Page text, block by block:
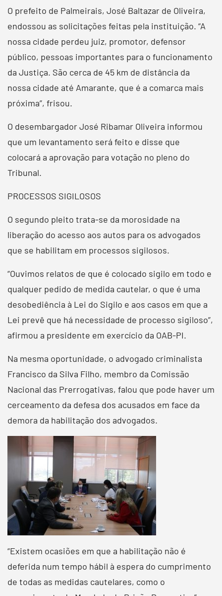
O prefeito de Palmeirais, José Baltazar de Oliveira,
endossou as solicitações feitas pela instituição. “A
nossa cidade perdeu juiz, promotor, defensor
público, pessoas importantes para o funcionamento
da Justiça. São cerca de 45 km de distância da
nossa cidade até Amarante, que é a comarca mais
próxima”, frisou.
O desembargador José Ribamar Oliveira informou
que um levantamento será feito e disse que
colocará a aprovação para votação no pleno do
Tribunal.
PROCESSOS SIGILOSOS
O segundo pleito trata-se da morosidade na
liberação do acesso aos autos para os advogados
que se habilitam em processos sigilosos.
“Ouvimos relatos de que é colocado sigilo em todo e
qualquer pedido de medida cautelar, o que é uma
desobediência à Lei do Sigilo e aos casos em que a
Lei prevê que há necessidade de processo sigiloso”,
afirmou a presidente em exercício da OAB-PI.
Na mesma oportunidade, o advogado criminalista
Francisco da Silva Filho, membro da Comissão
Nacional das Prerrogativas, falou que pode haver um
cerceamento da defesa dos acusados em face da
demora da habilitação dos advogados.
“Existem ocasiões em que a habilitação não é
deferida num tempo hábil à espera do cumprimento
de todas as medidas cautelares, como o